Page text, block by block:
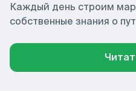
Каждый день строим
собственные знания о